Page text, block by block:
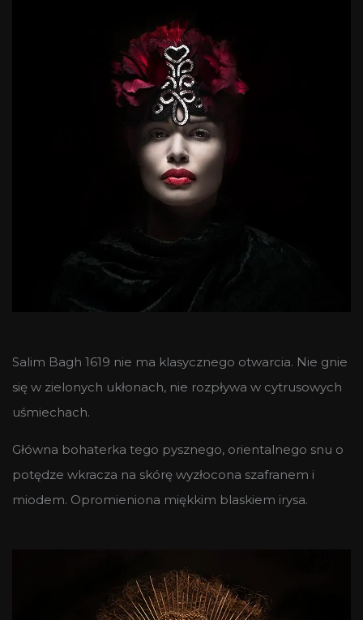
Salim Bagh 1619 nie ma klasycznego otwarcia. Nie gnie
się w zielonych ukłonach, nie rozpływa w cytrusowych
uśmiechach.
Główna bohaterka tego pysznego, orientalnego snu o
potędze wkracza na skórę wyzłocona szafranem i
miodem. Opromieniona miękkim blaskiem irysa.